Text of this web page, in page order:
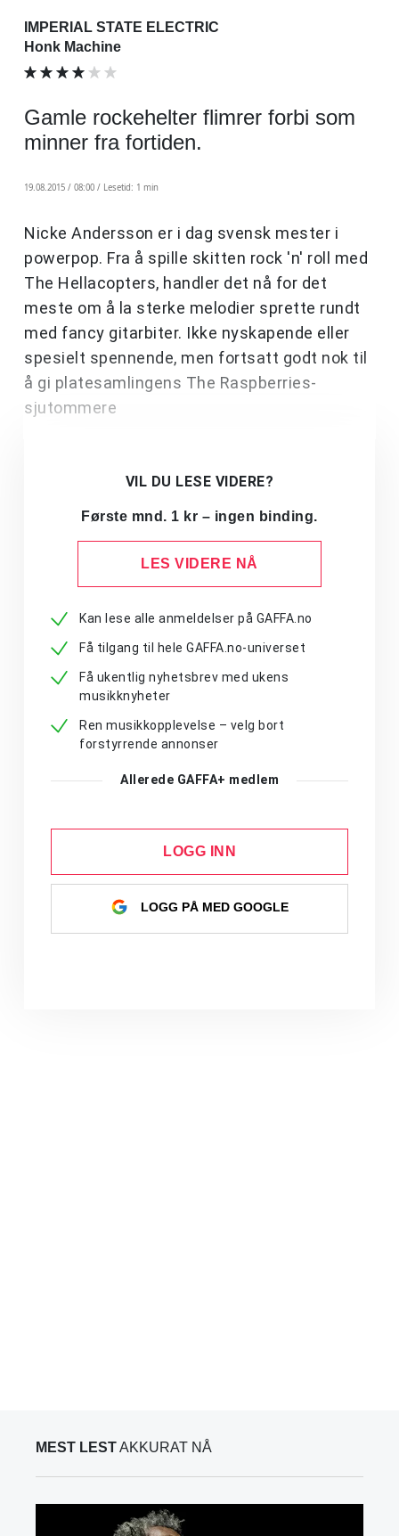
IMPERIAL STATE ELECTRIC
Honk Machine
Gamle rockehelter flimrer forbi som
minner fra fortiden.
19.08.2015 / 08:00 / Lesetid: 1 min
Nicke Andersson er i dag svensk mester i
powerpop. Fra å spille skitten rock 'n' roll med
The Hellacopters, handler det nå for det
meste om å la sterke melodier sprette rundt
med fancy gitarbiter. Ikke nyskapende eller
spesielt spennende, men fortsatt godt nok til
å gi platesamlingens The Raspberries-
sjutommere
VIL DU LESE VIDERE?
Første mnd. 1 kr – ingen binding.
LES VIDERE NÅ
Kan lese alle anmeldelser på GAFFA.no
Få tilgang til hele GAFFA.no-universet
Få ukentlig nyhetsbrev med ukens
musikknyheter
Ren musikkopplevelse – velg bort
forstyrrende annonser
Allerede GAFFA+ medlem
LOGG INN
LOGG PÅ MED GOOGLE
MEST LESTAKKURAT NÅ